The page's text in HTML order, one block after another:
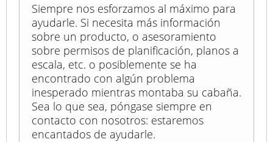
Siempre nos esforzamos al máximo para
ayudarle. Si necesita más información
sobre un producto, o asesoramiento
sobre permisos de planificación, planos a
escala, etc. o posiblemente se ha
encontrado con algún problema
inesperado mientras montaba su cabaña.
Sea lo que sea, póngase siempre en
contacto con nosotros: estaremos
encantados de ayudarle.